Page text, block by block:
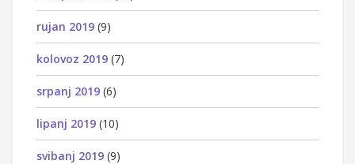
rujan 2019 (9)
kolovoz 2019 (7)
srpanj 2019 (6)
lipanj 2019 (10)
svibanj 2019 (9)